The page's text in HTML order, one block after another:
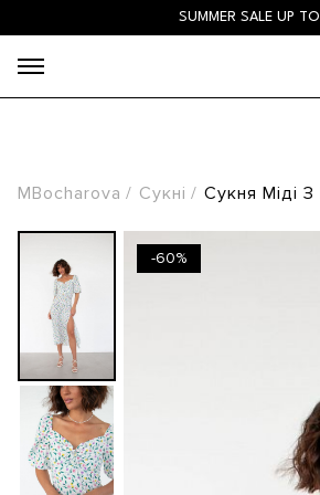
SUMMER SALE UP TO -50%
MBocharova Сукні Сукня Міді
-60%